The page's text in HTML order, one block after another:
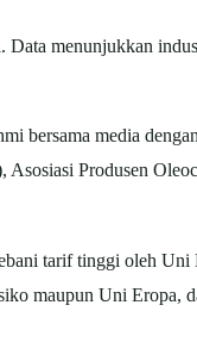
Data menunjukkan
bersama media
Produsen
tarif tinggi oleh Uni
maupun Uni Eropa,